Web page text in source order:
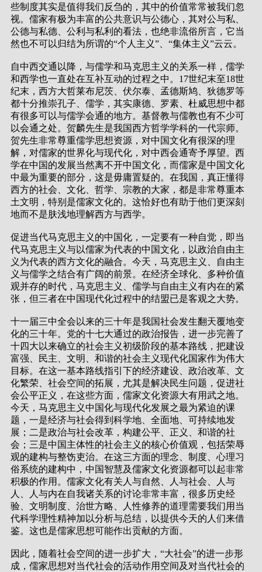
些制度其实是值得我们反刍的，其中的价值常常被我们忽
视。儒家有极为丰富的公共意识与公德心，其对公与私、
公德与私德、公利与私利的看法，也绝非流俗所言，它当
然也不可以归结为所谓的“个人主义”、“集体主义”云云。
自中西交通以降，与儒学和马克思主义的关系一样，儒学
和西学也一直处在互补互动的过程之中。17世纪末至18世
纪末，西方大哲莱布尼茨、伏尔泰、孟德斯鸠、狄德罗等
都十分推崇孔子、儒学，其实康德、罗素、杜威思想中都
有很多可以与儒学会通的地方。基督教与儒教也有不少可
以会通之处。贺麟先生是我国西方哲学学科的一代宗师。
贺先生非常尊重儒学思想资源，对中国文化有很深的理
解，对儒家的世界化与现代化，对中西会通寄予厚望。西
学在中国的发展当然离不开中国文化，而儒家是中国文化
中最为重要的部分，这是毋庸置疑的。在我国，真正懂得
西方的社会、文化、哲学、宗教的大家，都是非常尊重本
土文明，特别是儒家文化的。这恰好也有助于他们更深刻
地而不是肤浅地理解西方与西学。
促进当代马克思主义的中国化，一定要有一种自觉，即当
代马克思主义与以儒家为代表的中国文化，以政治自由主
义为代表的西方文化的融合。今天，马克思主义、自由主
义与儒学之结合有广阔的前景。在经济全球化、多种价值
观并存的时代，马克思主义、儒学与自由主义有内在的紧
张，但三者在中国现代化过程中的结盟已是客观之大势。
十一届三中全会以来的三十年是我国社会发生翻天覆地变
化的三十年。党的十七大通过的政治报告，进一步完善了
十四大以来确立的社会主义初级阶段的基本路线，把建设
富强、民主、文明、和谐的社会主义现代化国家作为伟大
目标。在这一基本路线指引下的经济建设、政治改革、文
化繁荣、社会空间的拓展，尤其是解决民生问题，促进社
会公平正义，在这些方面，儒家文化资源大有用武之地。
今天，马克思主义中国化与现代化发展之最为紧迫的课
题，一是经济与社会得到科学地、全面地、可持续地发
展；二是政治与社会改革，构建公平、正义、和谐的社
会；三是中国主体性的社会主义的核心价值观，包括荣辱
观的建构与整饬吏治。在这三方面的理念、制度、心理习
俗系统的建构中，中国智慧及儒家文化资源都可以起非常
积极的作用。儒家文化有关人与自然、人与社会、人与
人、人与内在自我诸关系的讨论非常丰富，很多历史经
验、文明制度、治世方略、人性修养的道理需要我们用当
代科学理性精神加以分析与总结，以提供今天的人们来借
鉴。这也是儒家思想可能作出贡献的方面。
因此，随着社会空间的进一步扩大，“大社会”的进一步形
成，儒家思想对当代社会的活动作用空间及对当代社会的